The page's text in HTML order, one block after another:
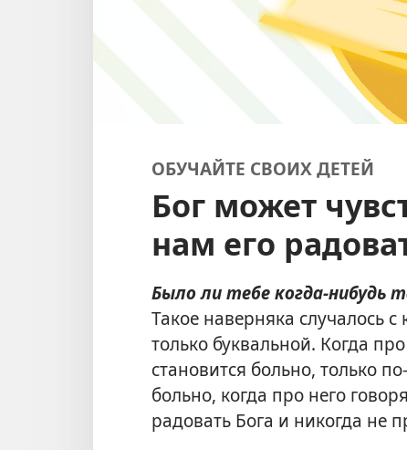
ОБУЧАЙТЕ СВОИХ ДЕТЕЙ
Бог может
нам его
Было ли тебе когда-нибудь
Такое наверняка случалось
только буквальной. Когда
становится больно, только
больно, когда про него
радовать Бога и никогда не